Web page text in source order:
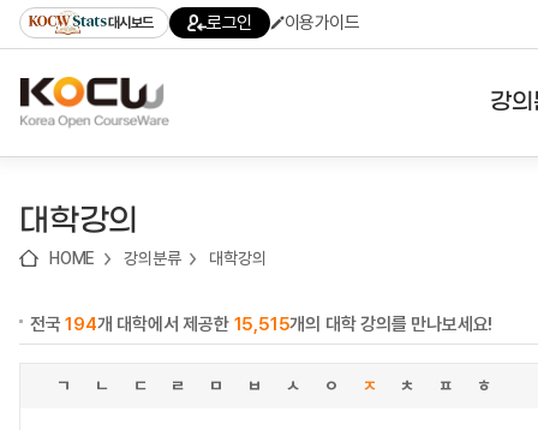
기
기
기
content)
가
대시보드 로그인 이용가이드
강
대학강의
HOME 강의분류 대학강의
전국194개 대학에서 제공한 15,515개의 대학 강의를 만나보세요!
ㄱ ㄴ ㄷ ㄹ ㅁ ㅂ ㅅ ㅇ ㅈ ㅊ ㅍ ㅎ